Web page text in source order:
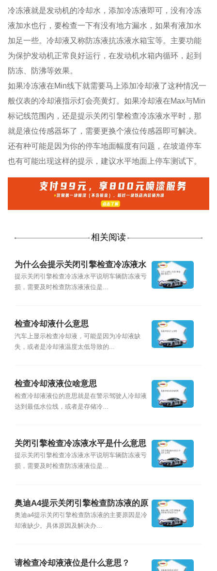
冷冻液就是发动机的冷却水，添加冷冻液即可，没有冷冻
液加水也行，要检查一下有没有地方漏水，如果有液加水
加足一些。冷却液又称防冻液抗冻液水箱宝等。主要功能
为保护发动机正常良好运行，在发动机水箱内循环，起到
防冻、防沸等效果。
如果冷冻液在Min线下就需要马上添加冷却液了这种情况一
般仪表的冷却液指示灯会亮黄灯。如果冷却液在Max与Min
标记线范围内，还是提示关闭引擎检查冷冻液水平时，那
就是液位传感器坏了，需要更换个液位传感器即可解决。
还有种可能是因为你的停车地面幅度有问题，在坡道停车
也有可能出现这样的提示，建议水平地面上停车测试下。
相关阅读
为什么会提示关闭引擎检查冷冻液水
平
提示关闭引擎检查冷冻液水平说明车辆防冻液亏
损，需要及时检查防冻液液位是...
检查冷却液什么意思
汽车上显示检查冷却液，可能是因为冷却液缺
失，或者是冷却液温度太低导致的...
检查冷却液液位啥意思
检查冷却液液位的意思就是在警示驾驶人冷却液
达到最低水位线，或者是存储冷...
关闭引擎检查冷冻液水平是什么意思
提示关闭引擎检查冷冻液水平说明车辆防冻液亏
损，需要及时检查防冻液液位是...
奥迪A4提示关闭引擎检查防冻液的原
因是什么？
奥迪a4提示关闭引擎检查防冻液的主要原因是冷
却液缺少。具体原因及解决办...
请检查冷却液液位是什么意思？